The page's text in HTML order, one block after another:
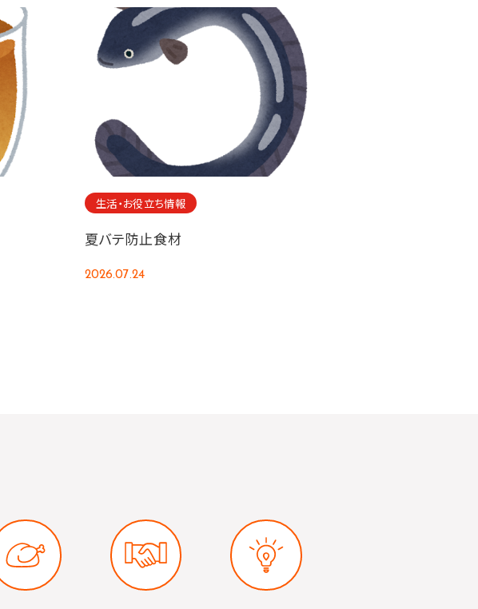
生活・お役立ち情報
夏バテ防止食材
2026.07.24